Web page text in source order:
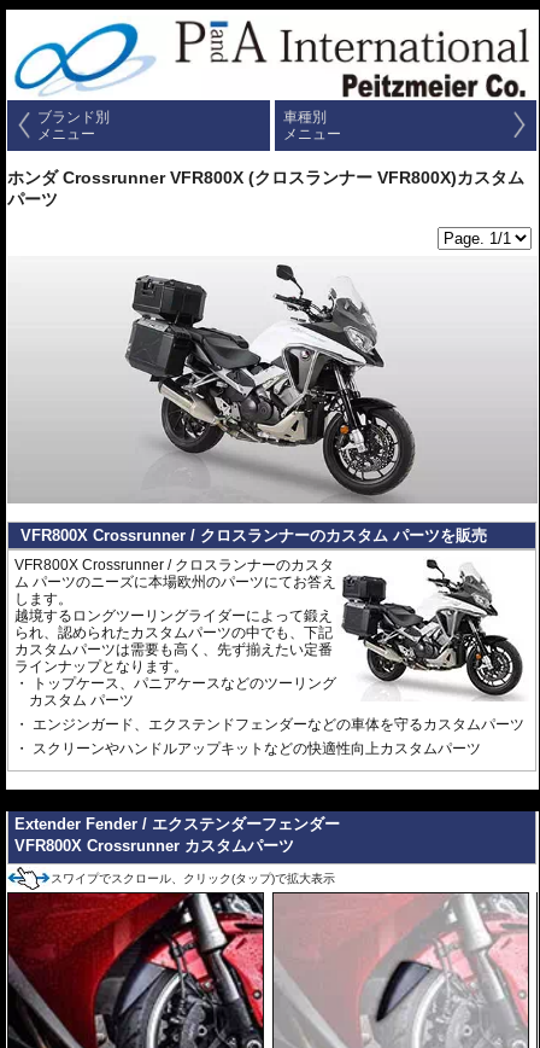
ブランド別
メニュー
車種別
メニュー
ホンダ Crossrunner VFR800X (クロスランナー VFR800X)カスタム
パーツ
VFR800X Crossrunner / クロスランナーのカスタム パーツを販売
VFR800X Crossrunner / クロスランナーのカスタ
ム パーツのニーズに本場欧州のパーツにてお答え
します。
越境するロングツーリングライダーによって鍛え
られ、認められたカスタムパーツの中でも、下記
カスタムパーツは需要も高く、先ず揃えたい定番
ラインナップとなります。
トップケース、パニアケースなどのツーリング
カスタム パーツ
エンジンガード、エクステンドフェンダーなどの車体を守るカスタムパーツ
スクリーンやハンドルアップキットなどの快適性向上カスタムパーツ
Extender Fender / エクステンダーフェンダー
VFR800X Crossrunner カスタムパーツ
スワイプでスクロール、クリック(タップ)で拡大表示